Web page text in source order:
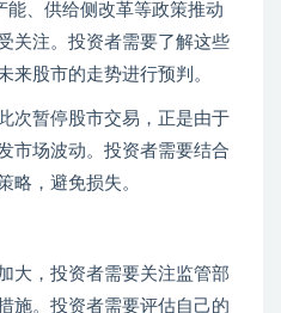
能、供给侧改革等政策推动
关注。投资者需要了解这些
来股市的走势进行预判。
次暂停股市交易，正是由于
市场波动。投资者需要结合
略，避免损失。
大，投资者需要关注监管部
施。投资者需要评估自己的